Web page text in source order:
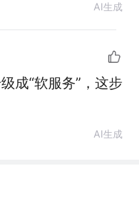
AI生成
成“软服务”，这步
AI生成